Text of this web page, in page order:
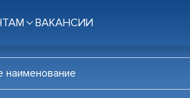
ВАКАНСИИ